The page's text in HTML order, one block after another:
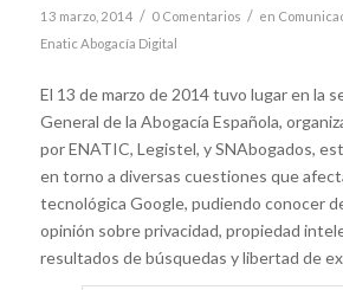
13 marzo, 2014 / 0 Comentarios / en
Enatic Abogacía Digital
El 13 de marzo de 2014 tuvo lugar en la
General de la Abogacía Española,
por ENATIC, Legistel, y SNAbogados,
en torno a diversas cuestiones que
tecnológica Google, pudiendo conocer
opinión sobre privacidad, propiedad
resultados de búsquedas y libertad de